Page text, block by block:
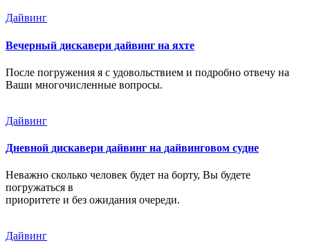
Дайвинг
Вечерный дискавери дайвинг на яхте
После погружения я с удовольствием и подробно отвечу на
Ваши многочисленные вопросы.
Дайвинг
Дневной дискавери дайвинг на дайвинговом судне
Неважно сколько человек будет на борту, Вы будете
погружаться в
приоритете и без ожидания очереди.
Дайвинг